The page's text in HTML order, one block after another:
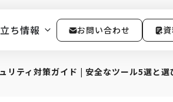
ち情報 お問い合わせ
リティ対策ガイド | 安全なツール5選と選